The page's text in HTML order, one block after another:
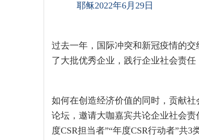
耶稣2022年6月29日
过去一年，国际冲突和新冠疫情的
了大批优秀企业，践行企业社会责任
如何在创造经济价值的同时，贡献
论坛，邀请大咖嘉宾共论企业社会
度CSR担当者”“年度CSR行动者”共